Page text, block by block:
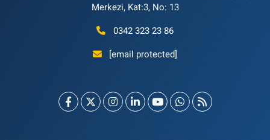
Merkezi, Kat:3, No: 13
0342 323 23 86
[email protected]